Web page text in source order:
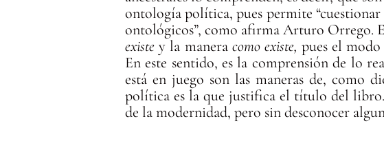
ontología política, pues permite
ontológicos”, como afirma Arturo Orrego.
existey la manera como existe,pues el
En este sentido, es la comprensión de lo
está en juego son las maneras de, como
política es la que justifica el título del
de la modernidad, pero sin desconocer